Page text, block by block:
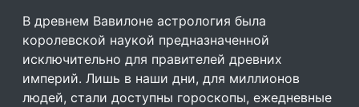
В древнем Вавилоне астрология была
королевской наукой предназначенной
исключительно для правителей древних
империй. Лишь в наши дни, для миллионов
людей, стали доступны гороскопы, ежедневные